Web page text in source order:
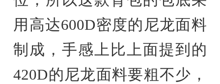
用高达600D密度的尼龙面料
制成，手感上比上面提到的
420D的尼龙面料要粗不少，